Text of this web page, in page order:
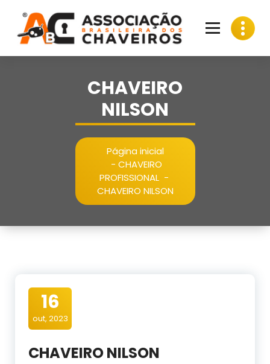
conteúdo
CHAVEIRO
NILSON
Página inicial
- CHAVEIRO
PROFISSIONAL-
CHAVEIRO NILSON
16
out, 2023
CHAVEIRO NILSON